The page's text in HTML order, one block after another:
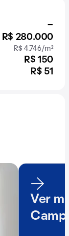
-
R$ 280.000
R$ 4.746/m²
R$ 150
R$ 51
Ver